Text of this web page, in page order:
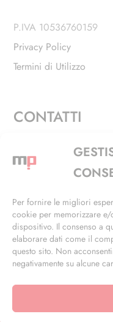
Per fornire le migliori
cookie per memorizzare
dispositivo. Il consenso a
elaborare dati come il
questo sito. Non
negativamente su alcune
P.IVA 10536760159
Privacy Policy
Termini di Utilizzo
CONTATTI
Via Alfieri, 27 -
+39 02 4846
info@masterphil.it